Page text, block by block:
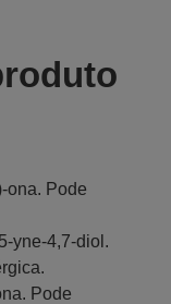
ona. Pode
yne-4,7-diol.
Pode